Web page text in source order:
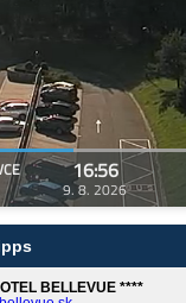
16:56
9. 8. 2026
BELLEVUE ****